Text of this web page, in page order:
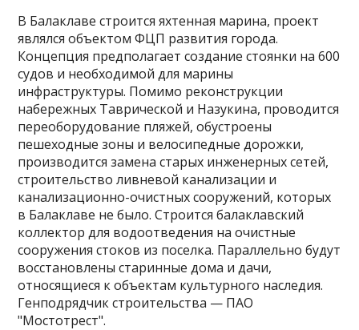
В Балаклаве строится яхтенная марина, проект
являлся объектом ФЦП развития города.
Концепция предполагает создание стоянки на 600
судов и необходимой для марины
инфраструктуры. Помимо реконструкции
набережных Таврической и Назукина, проводится
переоборудование пляжей, обустроены
пешеходные зоны и велосипедные дорожки,
производится замена старых инженерных сетей,
строительство ливневой канализации и
канализационно-очистных сооружений, которых
в Балаклаве не было. Строится балаклавский
коллектор для водоотведения на очистные
сооружения стоков из поселка. Параллельно будут
восстановлены старинные дома и дачи,
относящиеся к объектам культурного наследия.
Генподрядчик строительства — ПАО
"Мостотрест".